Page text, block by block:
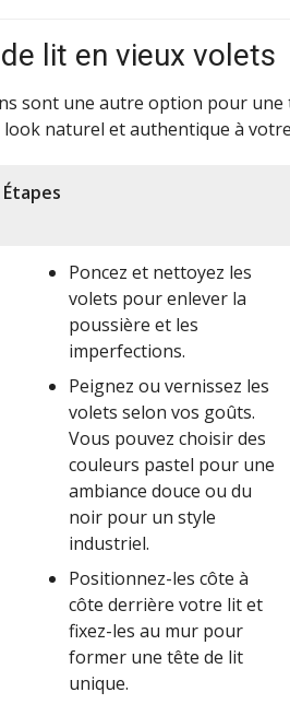
lit en vieux volets
sont une autre option pour
naturel et authentique à
Étapes
Poncez et nettoyez les
volets pour enlever la
poussière et les
imperfections.
Peignez ou vernissez les
volets selon vos goûts.
Vous pouvez choisir des
couleurs pastel pour une
ambiance douce ou du
noir pour un style
industriel.
Positionnez-les côte à
côte derrière votre lit et
fixez-les au mur pour
former une tête de lit
unique.